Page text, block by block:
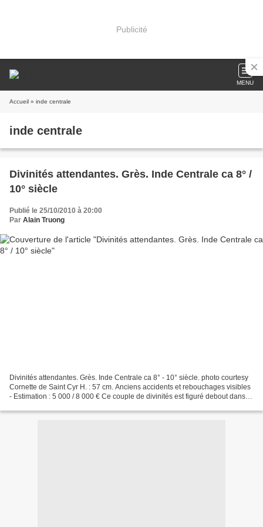
Publicité
MENU
Accueil » inde centrale
inde centrale
Divinités attendantes. Grès. Inde Centrale ca 8° /
10° siècle
Publié le 25/10/2010 à 20:00
Par Alain Truong
Divinités attendantes. Grès. Inde Centrale ca 8° - 10° siècle. photo courtesy
Cornette de Saint Cyr H. : 57 cm. Anciens accidents et rebouchages visibles
- Estimation : 5 000 / 8 000 € Ce couple de divinités est figuré debout dans